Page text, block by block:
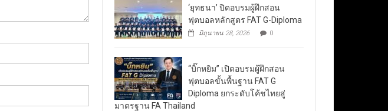
‘ยุทธนา’ ปิดอบรมผู้ฝึกสอน
ฟุตบอลหลักสูตร FAT G-Diploma
มิถุนายน 28, 2026 0
“บิ๊กหยิม” เปิดอบรมผู้ฝึกสอน
ฟุตบอลขั้นพื้นฐาน FAT G
Diploma ยกระดับโค้ชไทยสู่
มาตรฐาน FA Thailand